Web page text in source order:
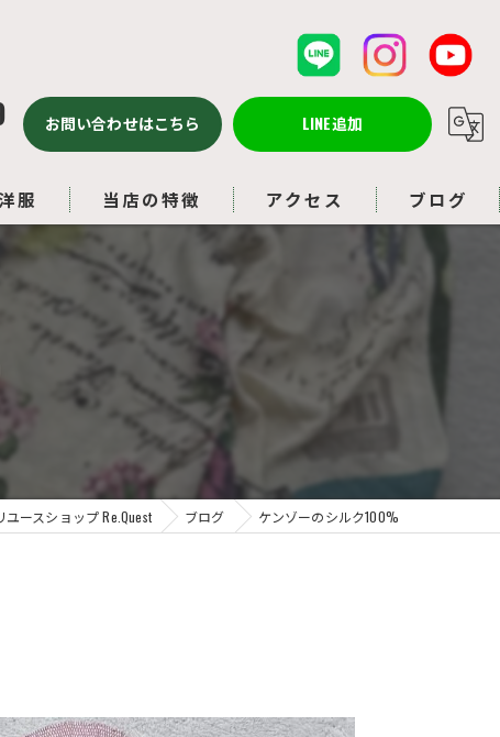
お問い合わせはこちら LINE追加
服 当店の特徴
バッグ
ルイヴィトン
アクセサリー
ブランド品
アクセス ブログ
コラム
ースショップ Re.Quest ブログ ケンゾーのシルク100%